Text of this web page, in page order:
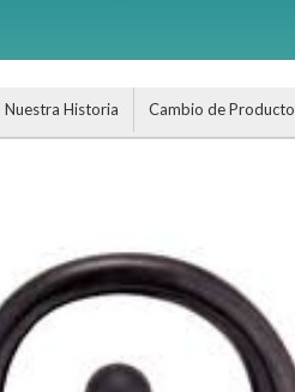
Nuestra Historia Cambio de Producto